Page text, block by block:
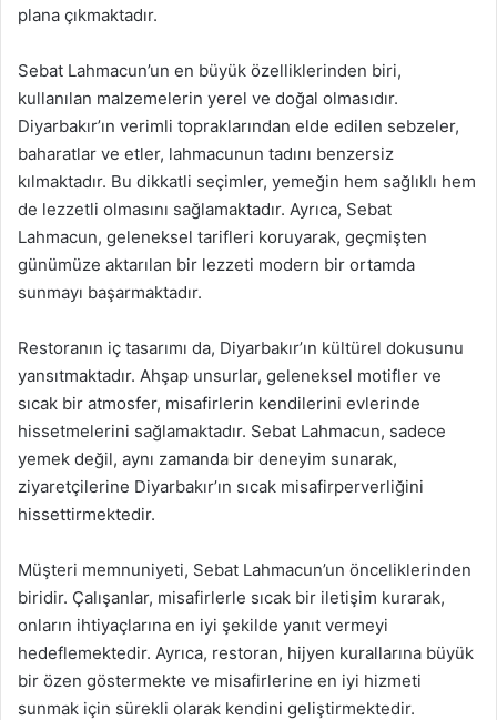
plana çıkmaktadır.
Sebat Lahmacun’un en büyük özelliklerinden biri,
kullanılan malzemelerin yerel ve doğal olmasıdır.
Diyarbakır’ın verimli topraklarından elde edilen sebzeler,
baharatlar ve etler, lahmacunun tadını benzersiz
kılmaktadır. Bu dikkatli seçimler, yemeğin hem sağlıklı hem
de lezzetli olmasını sağlamaktadır. Ayrıca, Sebat
Lahmacun, geleneksel tarifleri koruyarak, geçmişten
günümüze aktarılan bir lezzeti modern bir ortamda
sunmayı başarmaktadır.
Restoranın iç tasarımı da, Diyarbakır’ın kültürel dokusunu
yansıtmaktadır. Ahşap unsurlar, geleneksel motifler ve
sıcak bir atmosfer, misafirlerin kendilerini evlerinde
hissetmelerini sağlamaktadır. Sebat Lahmacun, sadece
yemek değil, aynı zamanda bir deneyim sunarak,
ziyaretçilerine Diyarbakır’ın sıcak misafirperverliğini
hissettirmektedir.
Müşteri memnuniyeti, Sebat Lahmacun’un önceliklerinden
biridir. Çalışanlar, misafirlerle sıcak bir iletişim kurarak,
onların ihtiyaçlarına en iyi şekilde yanıt vermeyi
hedeflemektedir. Ayrıca, restoran, hijyen kurallarına büyük
bir özen göstermekte ve misafirlerine en iyi hizmeti
sunmak için sürekli olarak kendini geliştirmektedir.